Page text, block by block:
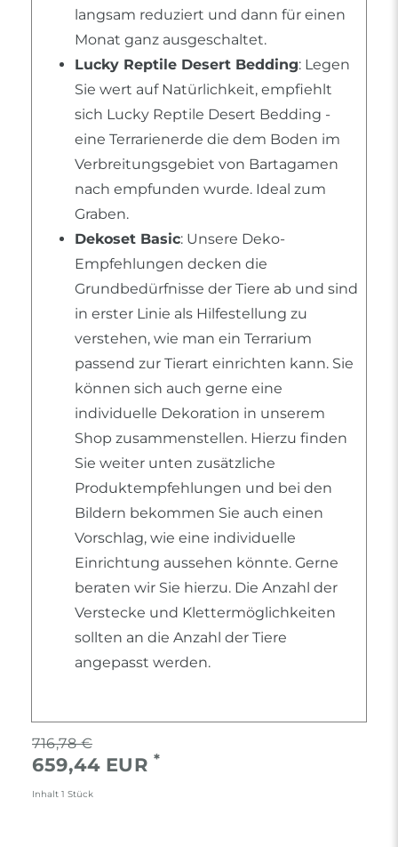
langsam reduziert und dann für einen
Monat ganz ausgeschaltet.
Lucky Reptile Desert Bedding: Legen
Sie wert auf Natürlichkeit, empfiehlt
sich Lucky Reptile Desert Bedding -
eine Terrarienerde die dem Boden im
Verbreitungsgebiet von Bartagamen
nach empfunden wurde. Ideal zum
Graben.
Dekoset Basic: Unsere Deko-
Empfehlungen decken die
Grundbedürfnisse der Tiere ab und sind
in erster Linie als Hilfestellung zu
verstehen, wie man ein Terrarium
passend zur Tierart einrichten kann. Sie
können sich auch gerne eine
individuelle Dekoration in unserem
Shop zusammenstellen. Hierzu finden
Sie weiter unten zusätzliche
Produktempfehlungen und bei den
Bildern bekommen Sie auch einen
Vorschlag, wie eine individuelle
Einrichtung aussehen könnte. Gerne
beraten wir Sie hierzu. Die Anzahl der
Verstecke und Klettermöglichkeiten
sollten an die Anzahl der Tiere
angepasst werden.
716,78 €
659,44 EUR *
Inhalt 1 Stück